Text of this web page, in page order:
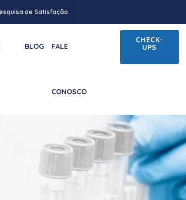
de Satisfação
BLOG FALE
CONOSCO
CHECK-
UPS